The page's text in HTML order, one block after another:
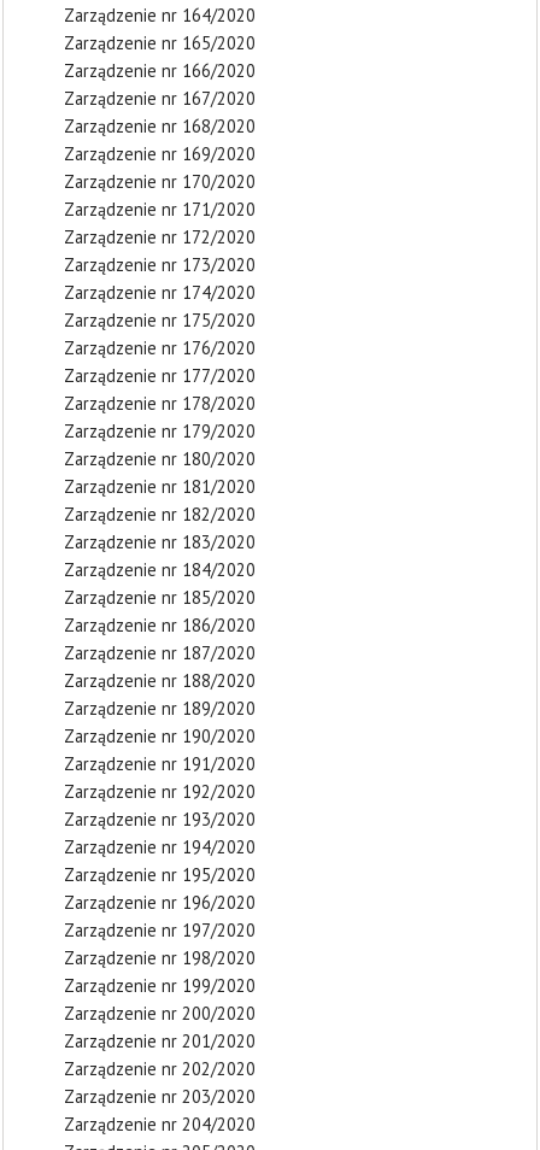
Zarządzenie nr 164/2020
Zarządzenie nr 165/2020
Zarządzenie nr 166/2020
Zarządzenie nr 167/2020
Zarządzenie nr 168/2020
Zarządzenie nr 169/2020
Zarządzenie nr 170/2020
Zarządzenie nr 171/2020
Zarządzenie nr 172/2020
Zarządzenie nr 173/2020
Zarządzenie nr 174/2020
Zarządzenie nr 175/2020
Zarządzenie nr 176/2020
Zarządzenie nr 177/2020
Zarządzenie nr 178/2020
Zarządzenie nr 179/2020
Zarządzenie nr 180/2020
Zarządzenie nr 181/2020
Zarządzenie nr 182/2020
Zarządzenie nr 183/2020
Zarządzenie nr 184/2020
Zarządzenie nr 185/2020
Zarządzenie nr 186/2020
Zarządzenie nr 187/2020
Zarządzenie nr 188/2020
Zarządzenie nr 189/2020
Zarządzenie nr 190/2020
Zarządzenie nr 191/2020
Zarządzenie nr 192/2020
Zarządzenie nr 193/2020
Zarządzenie nr 194/2020
Zarządzenie nr 195/2020
Zarządzenie nr 196/2020
Zarządzenie nr 197/2020
Zarządzenie nr 198/2020
Zarządzenie nr 199/2020
Zarządzenie nr 200/2020
Zarządzenie nr 201/2020
Zarządzenie nr 202/2020
Zarządzenie nr 203/2020
Zarządzenie nr 204/2020